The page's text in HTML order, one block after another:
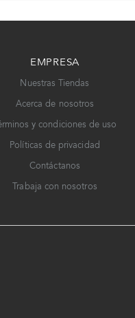
EMPRESA
Nuestras Tiendas
Acerca de nosotros
y condiciones de uso
Políticas de privacidad
Contáctanos
Trabaja con nosotros